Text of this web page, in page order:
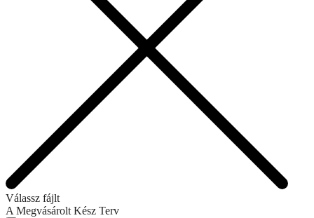
Válassz fájlt
A Megvásárolt Kész Terv